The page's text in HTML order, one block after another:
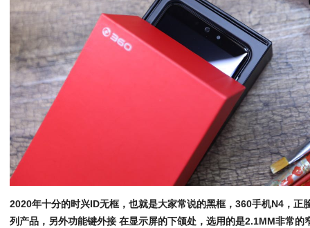
2020年十分的时兴ID无框，也就是大家常说的黑框，360手机N4，正
列产品，另外功能键外接 在显示屏的下颌处，选用的是2.1MM非常的